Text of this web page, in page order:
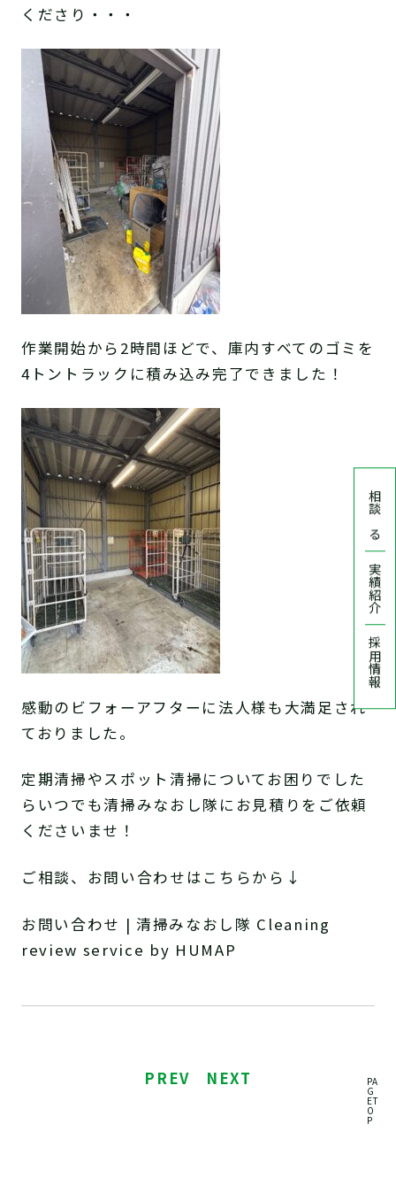
くださり・・・
作業開始から2時間ほどで、庫内すべてのゴミを
4トントラックに積み込み完了できました！
感動のビフォーアフターに法人様も大満足され
ておりました。
定期清掃やスポット清掃についてお困りでした
らいつでも清掃みなおし隊にお見積りをご依頼
くださいませ！
ご相談、お問い合わせはこちらから↓
お問い合わせ | 清掃みなおし隊 Cleaning
review service by HUMAP
PREV NEXT PA
G
ET
O
P
相談する
実績紹介
採用情報